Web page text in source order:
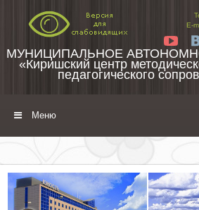
E-
Yt
МУНИЦИПАЛЬНОЕ
«Киришский центр
педагогического
Меню